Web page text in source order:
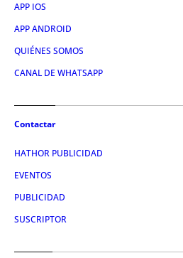
APP IOS
APP ANDROID
QUIÉNES SOMOS
CANAL DE WHATSAPP
Contactar
HATHOR PUBLICIDAD
EVENTOS
PUBLICIDAD
SUSCRIPTOR